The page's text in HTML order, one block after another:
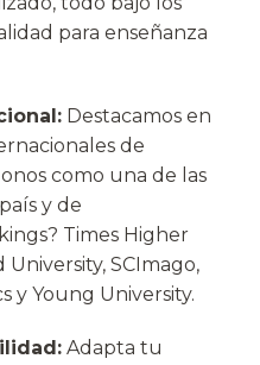
para enseñanza
Destacamos en
de
como una de las
y de
Times Higher
SCImago,
y Young University.
Adapta tu